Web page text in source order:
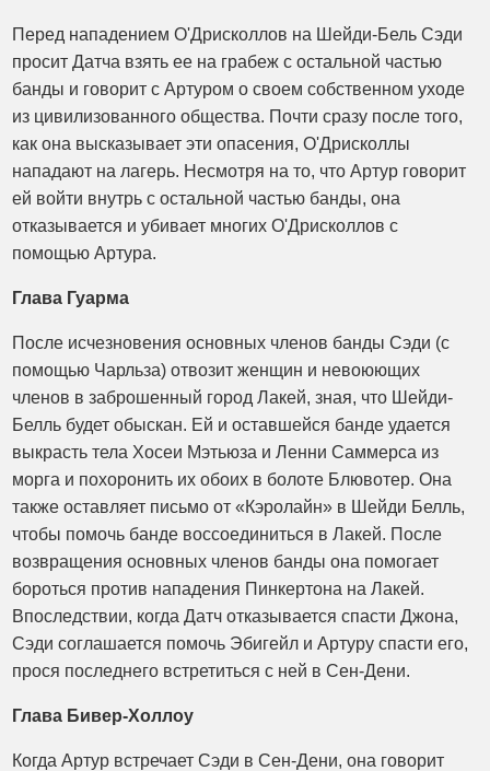
Перед нападением О'Дрисколлов на Шейди-Бель Сэди
просит Датча взять ее на грабеж с остальной частью
банды и говорит с Артуром о своем собственном уходе
из цивилизованного общества. Почти сразу после того,
как она высказывает эти опасения, О'Дрисколлы
нападают на лагерь. Несмотря на то, что Артур говорит
ей войти внутрь с остальной частью банды, она
отказывается и убивает многих О'Дрисколлов с
помощью Артура.
Глава Гуарма
После исчезновения основных членов банды Сэди (с
помощью Чарльза) отвозит женщин и невоюющих
членов в заброшенный город Лакей, зная, что Шейди-
Белль будет обыскан. Ей и оставшейся банде удается
выкрасть тела Хосеи Мэтьюза и Ленни Саммерса из
морга и похоронить их обоих в болоте Блювотер. Она
также оставляет письмо от «Кэролайн» в Шейди Белль,
чтобы помочь банде воссоединиться в Лакей. После
возвращения основных членов банды она помогает
бороться против нападения Пинкертона на Лакей.
Впоследствии, когда Датч отказывается спасти Джона,
Сэди соглашается помочь Эбигейл и Артуру спасти его,
прося последнего встретиться с ней в Сен-Дени.
Глава Бивер-Холлоу
Когда Артур встречает Сэди в Сен-Дени, она говорит